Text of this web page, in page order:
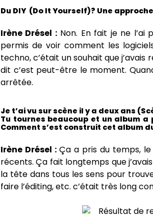
Du DIY (Do It Yourself)? Une
Irène Drésel :Non. En fait je ne l’ai
permis de voir comment les
techno, c’était un souhait que j’avais
dit c’est peut-être le moment.
arrêtée.
Je t’ai vu sur scène il y a deux ans
Tu tournes beaucoup et un album
Comment s’est construit cet album
Irène Drésel :Ça a pris du temps, le
récents. Ça fait longtemps que
la tête dans tous les sens pour
faire l’éditing, etc. c’était très long